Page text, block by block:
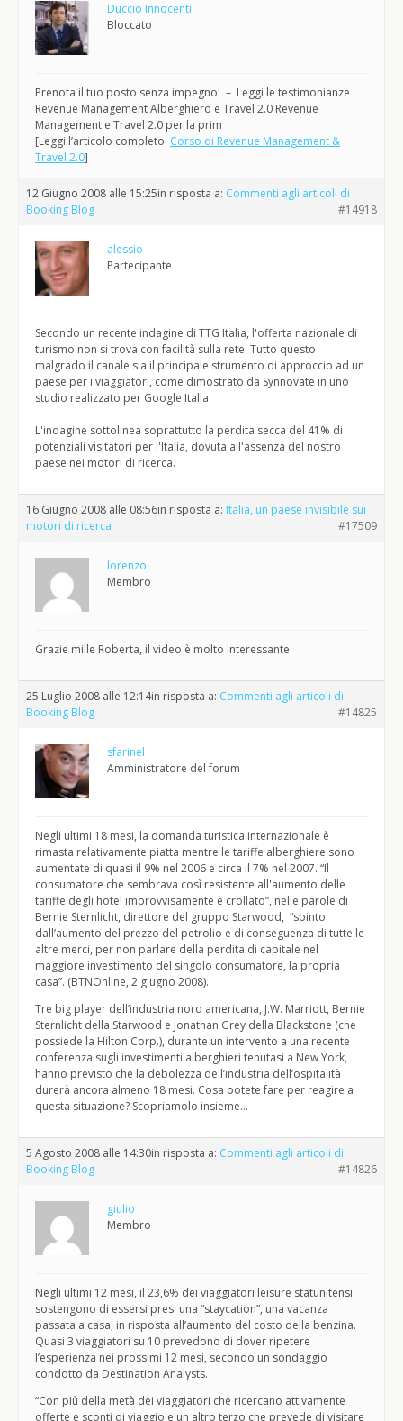
Duccio Innocenti
Bloccato
Prenota il tuo posto senza impegno! – Leggi le testimonianze
Revenue Management Alberghiero e Travel 2.0 Revenue
Management e Travel 2.0 per la prim
[Leggi l’articolo completo: Corso di Revenue Management &
Travel 2.0]
12 Giugno 2008 alle 15:25in risposta a: Commenti agli articoli di
Booking Blog
#14918
alessio
Partecipante
Secondo un recente indagine di TTG Italia, l'offerta nazionale di
turismo non si trova con facilità sulla rete. Tutto questo
malgrado il canale sia il principale strumento di approccio ad un
paese per i viaggiatori, come dimostrato da Synnovate in uno
studio realizzato per Google Italia.
L'indagine sottolinea soprattutto la perdita secca del 41% di
potenziali visitatori per l'Italia, dovuta all'assenza del nostro
paese nei motori di ricerca.
16 Giugno 2008 alle 08:56in risposta a: Italia, un paese invisibile sui
motori di ricerca
#17509
lorenzo
Membro
Grazie mille Roberta, il video è molto interessante
25 Luglio 2008 alle 12:14in risposta a: Commenti agli articoli di
Booking Blog
#14825
sfarinel
Amministratore del forum
Negli ultimi 18 mesi, la domanda turistica internazionale è
rimasta relativamente piatta mentre le tariffe alberghiere sono
aumentate di quasi il 9% nel 2006 e circa il 7% nel 2007. “Il
consumatore che sembrava così resistente all'aumento delle
tariffe degli hotel improvvisamente è crollato”, nelle parole di
Bernie Sternlicht, direttore del gruppo Starwood, “spinto
dall’aumento del prezzo del petrolio e di conseguenza di tutte le
altre merci, per non parlare della perdita di capitale nel
maggiore investimento del singolo consumatore, la propria
casa”. (BTNOnline, 2 giugno 2008).
Tre big player dell’industria nord americana, J.W. Marriott, Bernie
Sternlicht della Starwood e Jonathan Grey della Blackstone (che
possiede la Hilton Corp.), durante un intervento a una recente
conferenza sugli investimenti alberghieri tenutasi a New York,
hanno previsto che la debolezza dell’industria dell’ospitalità
durerà ancora almeno 18 mesi. Cosa potete fare per reagire a
questa situazione? Scopriamolo insieme…
5 Agosto 2008 alle 14:30in risposta a: Commenti agli articoli di
Booking Blog
#14826
giulio
Membro
Negli ultimi 12 mesi, il 23,6% dei viaggiatori leisure statunitensi
sostengono di essersi presi una “staycation”, una vacanza
passata a casa, in risposta all’aumento del costo della benzina.
Quasi 3 viaggiatori su 10 prevedono di dover ripetere
l’esperienza nei prossimi 12 mesi, secondo un sondaggio
condotto da Destination Analysts.
“Con più della metà dei viaggiatori che ricercano attivamente
offerte e sconti di viaggio e un altro terzo che prevede di visitare